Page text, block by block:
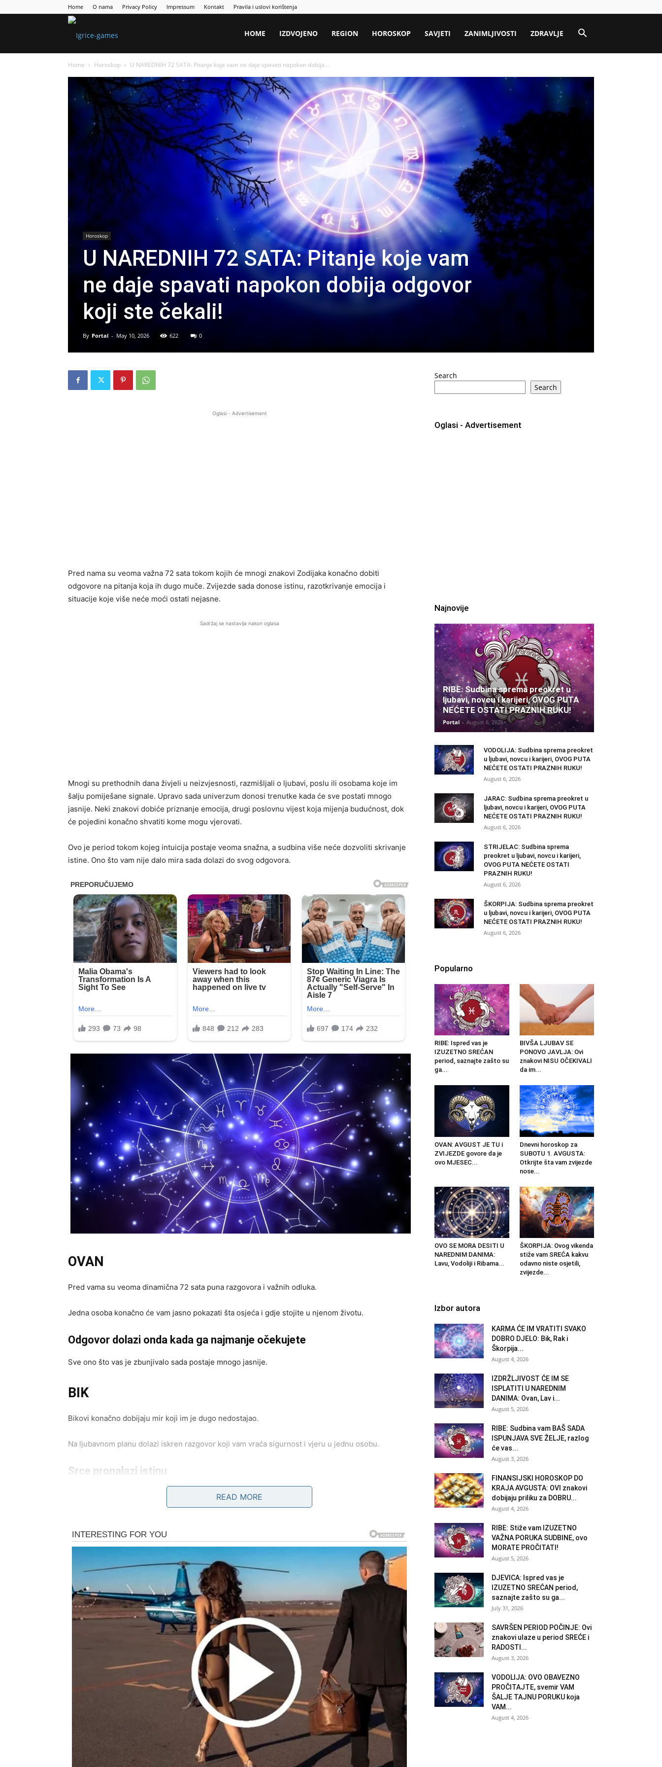
Home O nama Privacy Policy Impressum Kontakt Pravila i uslovi korištenja
HOME IZDVOJENO REGION HOROSKOP SAVJETI ZANIMLJIVOSTI ZDRAVLJE
Home Horoskop U NAREDNIH 72 SATA: Pitanje koje vam ne daje spavati napokon dobija...
Horoskop
U NAREDNIH 72 SATA: Pitanje koje vam
ne daje spavati napokon dobija odgovor
koji ste čekali!
By Portal - May 10, 2026 622 0
Oglasi - Advertisement
Pred nama su veoma važna 72 sata tokom kojih će mnogi znakovi Zodijaka konačno dobiti
odgovore na pitanja koja ih dugo muče. Zvijezde sada donose istinu, razotkrivanje emocija i
situacije koje više neće moći ostati nejasne.
Sadržaj se nastavlja nakon oglasa
Mnogi su prethodnih dana živjeli u neizvjesnosti, razmišljali o ljubavi, poslu ili osobama koje im
šalju pomiješane signale. Upravo sada univerzum donosi trenutke kada će sve postati mnogo
jasnije. Neki znakovi dobiće priznanje emocija, drugi poslovnu vijest koja mijenja budućnost, dok
će pojedini konačno shvatiti kome mogu vjerovati.
Ovo je period tokom kojeg intuicija postaje veoma snažna, a sudbina više neće dozvoliti skrivanje
istine. Ono što vam nije dalo mira sada dolazi do svog odgovora.
OVAN
Pred vama su veoma dinamična 72 sata puna razgovora i važnih odluka.
Jedna osoba konačno će vam jasno pokazati šta osjeća i gdje stojite u njenom životu.
Odgovor dolazi onda kada ga najmanje očekujete
Sve ono što vas je zbunjivalo sada postaje mnogo jasnije.
BIK
Bikovi konačno dobijaju mir koji im je dugo nedostajao.
Na ljubavnom planu dolazi iskren razgovor koji vam vraća sigurnost i vjeru u jednu osobu.
Srce pronalazi istinu
Pred vama su dani tokom kojih ćete osjetiti veliko olakšanje.
Zvijezde vam donose neočekivane poruke i informacije koje mijenjaju vaše mišljenje o jednoj
Moguće je i javljanje osobe koja vam dugo nije izlazila iz glave.
Sudbina vam otkriva ono što ste dugo željeli znati
Pred vama su veoma uzbudljivi trenuci.
Rakovi će tokom narednih 72 sata konačno dobiti odgovor koji su dugo čekali kada je ljubav u
Jedna osoba više neće moći skrivati emocije prema vama.
Srce dobija potvrdu svojih osjećaja
READ MORE
Search
Search
Oglasi - Advertisement
Najnovije
RIBE: Sudbina sprema preokret u
ljubavi, novcu i karijeri, OVOG PUTA
NEĆETE OSTATI PRAZNIH RUKU!
Portal - August 6, 2026
VODOLIJA: Sudbina sprema preokret
u ljubavi, novcu i karijeri, OVOG PUTA
NEĆETE OSTATI PRAZNIH RUKU!
August 6, 2026
JARAC: Sudbina sprema preokret u
ljubavi, novcu i karijeri, OVOG PUTA
NEĆETE OSTATI PRAZNIH RUKU!
August 6, 2026
STRIJELAC: Sudbina sprema
preokret u ljubavi, novcu i karijeri,
OVOG PUTA NEĆETE OSTATI
PRAZNIH RUKU!
August 6, 2026
ŠKORPIJA: Sudbina sprema preokret
u ljubavi, novcu i karijeri, OVOG PUTA
NEĆETE OSTATI PRAZNIH RUKU!
August 6, 2026
Popularno
RIBE: Ispred vas je
IZUZETNO SREĆAN
period, saznajte zašto su
ga...
BIVŠA LJUBAV SE
PONOVO JAVLJA: Ovi
znakovi NISU OČEKIVALI
da im...
OVAN: AVGUST JE TU i
ZVIJEZDE govore da je
ovo MJESEC...
Dnevni horoskop za
SUBOTU 1. AVGUSTA:
Otkrijte šta vam zvijezde
nose...
OVO SE MORA DESITI U
NAREDNIM DANIMA:
Lavu, Vodoliji i Ribama...
ŠKORPIJA: Ovog vikenda
stiže vam SREĆA kakvu
odavno niste osjetili,
zvijezde...
Izbor autora
KARMA ĆE IM VRATITI SVAKO
DOBRO DJELO: Bik, Rak i
Škorpija...
August 4, 2026
IZDRŽLJIVOST ĆE IM SE
ISPLATITI U NAREDNIM
DANIMA: Ovan, Lav i...
August 5, 2026
RIBE: Sudbina vam BAŠ SADA
ISPUNJAVA SVE ŽELJE, razlog
će vas...
August 3, 2026
FINANSIJSKI HOROSKOP DO
KRAJA AVGUSTA: OVI znakovi
dobijaju priliku za DOBRU...
August 4, 2026
RIBE: Stiže vam IZUZETNO
VAŽNA PORUKA SUDBINE, ovo
MORATE PROČITATI!
August 5, 2026
DJEVICA: Ispred vas je
IZUZETNO SREĆAN period,
saznajte zašto su ga...
July 31, 2026
SAVRŠEN PERIOD POČINJE: Ovi
znakovi ulaze u period SREĆE i
RADOSTI...
August 3, 2026
VODOLIJA: OVO OBAVEZNO
PROČITAJTE, svemir VAM
ŠALJE TAJNU PORUKU koja
VAM...
August 4, 2026